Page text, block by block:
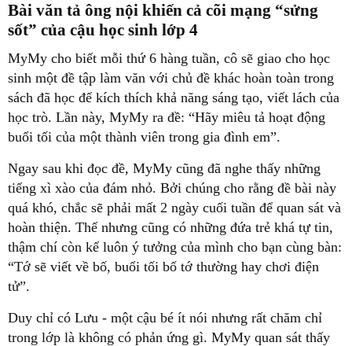
Bài văn tả ông nội khiến cả cõi mạng “sửng
sốt” của cậu học sinh lớp 4
MyMy cho biết mỗi thứ 6 hàng tuần, cô sẽ giao cho học
sinh một đề tập làm văn với chủ đề khác hoàn toàn trong
sách đã học để kích thích khả năng sáng tạo, viết lách của
học trò. Lần này, MyMy ra đề: “Hãy miêu tả hoạt động
buổi tối của một thành viên trong gia đình em”.
Ngay sau khi đọc đề, MyMy cũng đã nghe thấy những
tiếng xì xào của đám nhỏ. Bởi chúng cho rằng đề bài này
quá khó, chắc sẽ phải mất 2 ngày cuối tuần để quan sát và
hoàn thiện. Thế nhưng cũng có những đứa trẻ khá tự tin,
thậm chí còn kể luôn ý tưởng của mình cho bạn cùng bàn:
“Tớ sẽ viết về bố, buổi tối bố tớ thường hay chơi điện
tử”.
Duy chỉ có Lưu - một cậu bé ít nói nhưng rất chăm chỉ
trong lớp là không có phản ứng gì. MyMy quan sát thấy